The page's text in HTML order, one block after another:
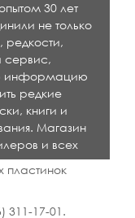
30 лет
не только
редкости,
сервис,
информацию
редкие
книги и
Магазин
и всех
пластинок
311-17-01 .